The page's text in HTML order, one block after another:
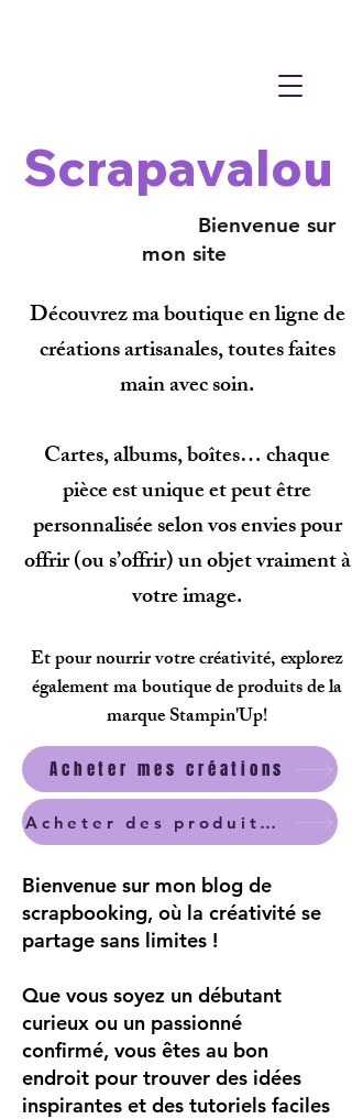
Scrapavalou
Bienvenue sur
mon site
Découvrez ma boutique en ligne de
créations artisanales, toutes faites
main avec soin.
Cartes, albums, boîtes… chaque
pièce est unique et peut être
personnalisée selon vos envies pour
offrir (ou s’offrir) un objet vraiment à
votre image.
Et pour nourrir votre créativité, explorez
également ma boutique de produits de la
marque Stampin'Up!
Acheter mes créations
Acheter des produits scrapbooking
Bienvenue sur mon blog de
scrapbooking, où la créativité se
partage sans limites !
Que vous soyez un débutant
curieux ou un passionné
confirmé, vous êtes au bon
endroit pour trouver des idées
inspirantes et des tutoriels faciles